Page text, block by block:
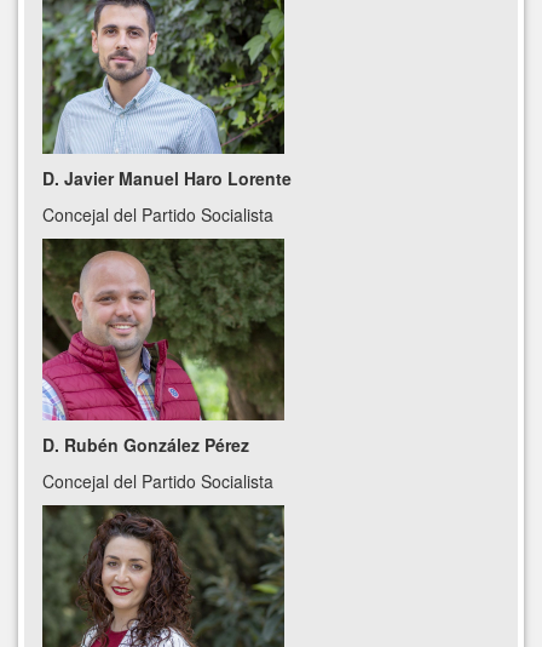
D. Javier Manuel Haro Lorente
Concejal del Partido Socialista
D. Rubén González Pérez
Concejal del Partido Socialista